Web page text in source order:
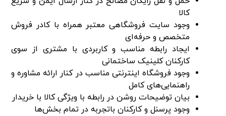
کالا
وجود سایت فروشگاهی معتبر همراه با کادر فروش
متخصص و حرفه‌ای
ایجاد رابطه مناسب و کاربردی با مشتری از سوی
کارکنان کلینیک ساختمانی
وجود فروشگاه اینترنتی مناسب در کنار ارائه مشاوره و
راهنمایی‌های کامل
بیان توضیحات روشن در رابطه با ویژگی کالا با خریدار
وجود پرسنل و کارکنان باتجربه در تمام بخش‌ها